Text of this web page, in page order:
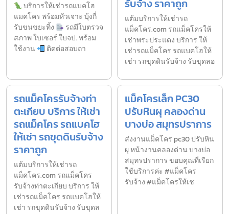
บริการให้เช่ารถแบคโฮ
แมคโคร พร้อมหัวเจาะ บุ้งกี๋
รับขนขยะทิ้ง
รถมีใบตรวจ
สภาพ ใบเซอร์ ใบจป. พร้อม
ใช้งาน
ติดต่อสอบถา
รับจ้าง ราคาถูก
แต้มบริการให้เช่ารถ
แม็คโคร.com รถแม็คโครให้
เช่าพระประแดง บริการ ให้
เช่ารถแม็คโคร รถแบคโฮให้
เช่า รถขุดดินรับจ้าง รับขุดลอ
รถแม็คโครรับจ้างท่า
ตะเกียบ บริการ ให้เช่า
รถแม็คโคร รถแบคโฮ
ให้เช่า รถขุดดินรับจ้าง
ราคาถูก
แต้มบริการให้เช่ารถ
แม็คโคร.com รถแม็คโคร
รับจ้างท่าตะเกียบ บริการ ให้
เช่ารถแม็คโคร รถแบคโฮให้
เช่า รถขุดดินรับจ้าง รับขุดล
แม็คโครเล็ก PC30
ปรับหินผุ คลองด่าน
บางบ่อ สมุทรปราการ
ส่งงานแม็คโคร pc30 ปรับหิน
ผุ หน้างานคลองด่าน บางบ่อ
สมุทรปราการ ขอบคุณที่เรียก
ใช้บริการค่ะ #แม็คโคร
รับจ้าง #แม็คโครให้เช